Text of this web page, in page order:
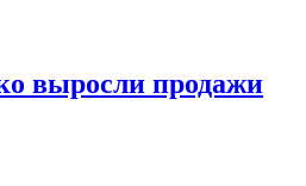
выросли продажи